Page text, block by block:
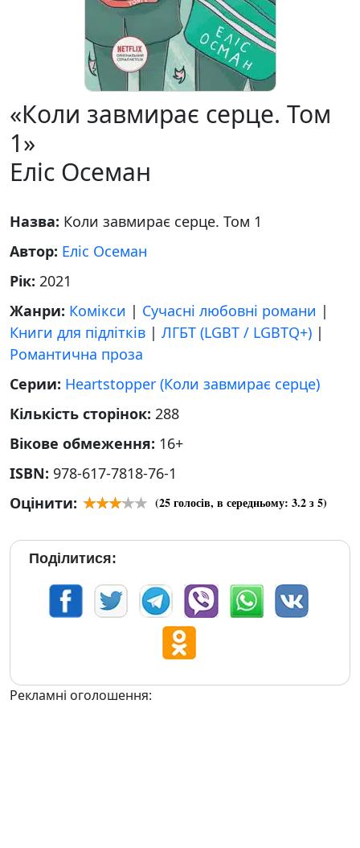
«Коли завмирає серце. Том
1»
Еліс Осеман
Назва: Коли завмирає серце. Том 1
Автор: Еліс Осеман
Рік: 2021
Жанри: Комікси | Сучасні любовні романи |
Книги для підлітків | ЛГБТ (LGBT / LGBTQ+) |
Романтична проза
Серии: Heartstopper (Коли завмирає серце)
Кількість сторінок: 288
Вікове обмеження: 16+
ISBN: 978-617-7818-76-1
Оцінити:
(25голосів, в середньому: 3.2з 5)
Поділитися:
Рекламні оголошення: